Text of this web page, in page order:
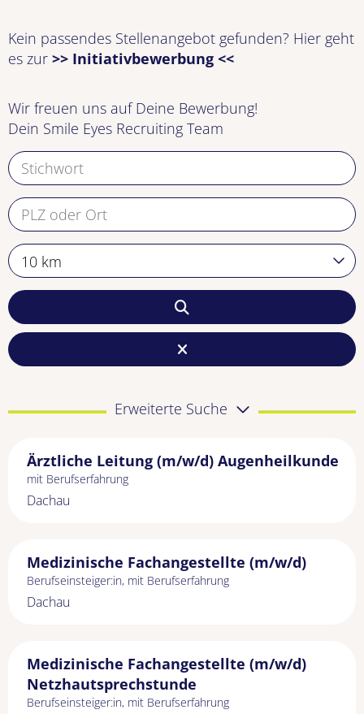
Kein passendes Stellenangebot gefunden? Hier geht
es zur >> Initiativbewerbung <<
Wir freuen uns auf Deine Bewerbung!
Dein Smile Eyes Recruiting Team
10 km
Erweiterte Suche
Ärztliche Leitung (m/w/d) Augenheilkunde
mit Berufserfahrung
Dachau
Medizinische Fachangestellte (m/w/d)
Berufseinsteiger:in, mit Berufserfahrung
Dachau
Medizinische Fachangestellte (m/w/d)
Netzhautsprechstunde
Berufseinsteiger:in, mit Berufserfahrung